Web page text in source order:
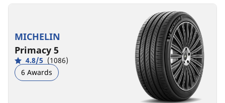
MICHELIN
Primacy 5
4.8/5 (1086)
6 Awards